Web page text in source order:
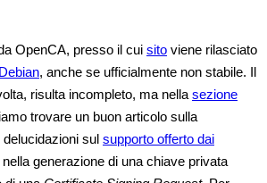
OpenCA, presso il cui sito viene rilasciato
, anche se ufficialmente non stabile. Il
risulta incompleto, ma nella sezione
trovare un buon articolo sulla
delucidazioni sul supporto offerto dai
generazione di una chiave privata